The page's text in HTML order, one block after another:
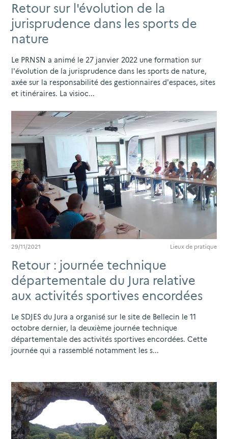
Retour sur l'évolution de la
jurisprudence dans les sports de
nature
Le PRNSN a animé le 27 janvier 2022 une formation sur
l'évolution de la jurisprudence dans les sports de nature,
axée sur la responsabilité des gestionnaires d'espaces, sites
et itinéraires. La visioc...
29/11/2021 Lieux de pratique
Retour : journée technique
départementale du Jura relative
aux activités sportives encordées
Le SDJES du Jura a organisé sur le site de Bellecin le 11
octobre dernier, la deuxième journée technique
départementale des activités sportives encordées. Cette
journée qui a rassemblé notamment les s...